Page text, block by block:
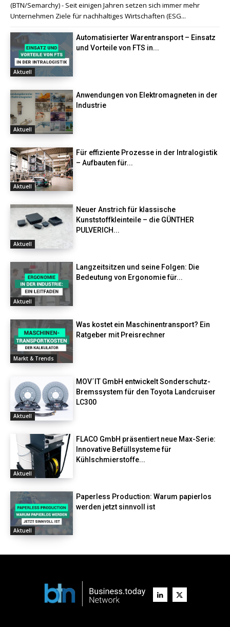
(BTN/Semarchy) - Seit einigen Jahren setzen sich immer mehr
Unternehmen Ziele für nachhaltiges Wirtschaften (ESG...
Aktuell
Automatisierter Warentransport – Einsatz
und Vorteile von FTS in...
Aktuell
Anwendungen von Elektromagneten in der
Industrie
Aktuell
Für effiziente Prozesse in der Intralogistik
– Aufbauten für...
Aktuell
Neuer Anstrich für klassische
Kunststoffkleinteile – die GÜNTHER
PULVERICH...
Aktuell
Langzeitsitzen und seine Folgen: Die
Bedeutung von Ergonomie für...
Markt & Trends
Was kostet ein Maschinentransport? Ein
Ratgeber mit Preisrechner
Aktuell
MOV´IT GmbH entwickelt Sonderschutz-
Bremssystem für den Toyota Landcruiser
LC300
Aktuell
FLACO GmbH präsentiert neue Max-Serie:
Innovative Befüllsysteme für
Kühlschmierstoffe...
Aktuell
Paperless Production: Warum papierlos
werden jetzt sinnvoll ist